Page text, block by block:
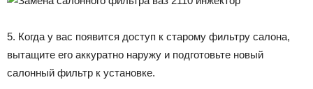
5. Когда у вас появится доступ к старому фильтру салона,
вытащите его аккуратно наружу и подготовьте новый
салонный фильтр к установке.